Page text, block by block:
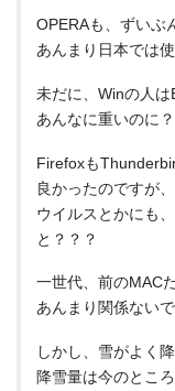
OPERAも、ずいぶ
あんまり日本では
未だに、Winの人は
あんなに重いのに
Firefoxも
良かったのですが
ウイルスとかにも
と？？？
一世代、前のMAC
あんまり関係ない
しかし、雪がよく
降雪量は今のとこ